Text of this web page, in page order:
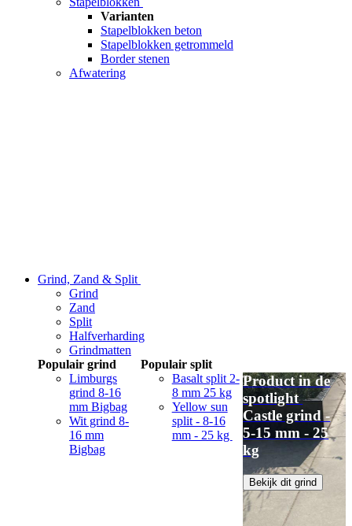
Varianten
Stapelblokken beton
Stapelblokken getrommeld
Border stenen
Afwatering
Grind, Zand & Split
Grind
Zand
Split
Halfverharding
Grindmatten
Populair grind
Limburgs
grind 8-16
mm Bigbag
Wit grind 8-
16 mm
Bigbag
Populair split
Basalt split 2-
8 mm 25 kg
Yellow sun
split - 8-16
mm - 25 kg
Product in de
spotlight
Castle grind -
5-15 mm - 25
kg
Bekijk dit grind